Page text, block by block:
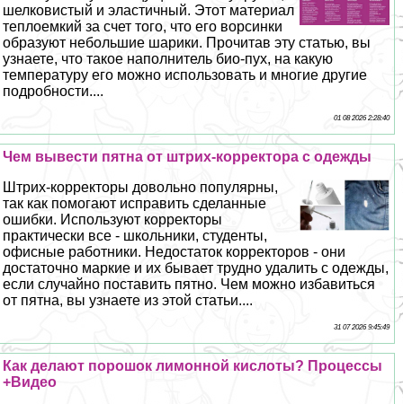
шелковистый и эластичный. Этот материал
теплоемкий за счет того, что его ворсинки
образуют небольшие шарики. Прочитав эту статью, вы
узнаете, что такое наполнитель био-пух, на какую
температуру его можно использовать и многие другие
подробности....
01 08 2026 2:28:40
Чем вывести пятна от штрих-корректора с одежды
Штрих-корректоры довольно популярны,
так как помогают исправить сделанные
ошибки. Используют корректоры
пpaктически все - школьники, студенты,
офисные работники. Недостаток корректоров - они
достаточно маркие и их бывает трудно удалить с одежды,
если случайно поставить пятно. Чем можно избавиться
от пятна, вы узнаете из этой статьи....
31 07 2026 9:45:49
Как делают порошок лимонной кислоты? Процессы
+Видео